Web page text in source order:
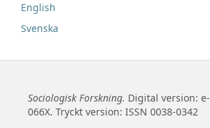
English
Svenska
Sociologisk Forskning. Digital version:
066X. Tryckt version: ISSN 0038-0342